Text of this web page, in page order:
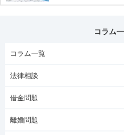
コラム
コラム一覧
法律相談
借金問題
離婚問題